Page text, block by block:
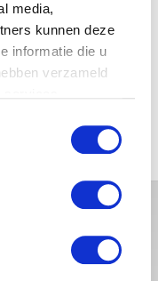
media,
kunnen deze
informatie die u
verzameld
VLOG:
ZIJN WEER